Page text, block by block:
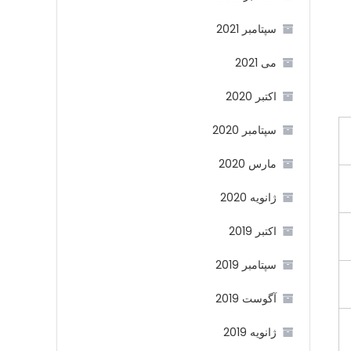
سپتامبر 2021
می 2021
اکتبر 2020
سپتامبر 2020
مارس 2020
ژانویه 2020
اکتبر 2019
سپتامبر 2019
آگوست 2019
ژانویه 2019